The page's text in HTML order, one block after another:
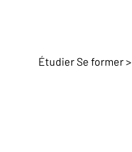
Étudier Se former >